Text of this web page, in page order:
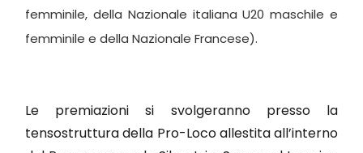
femminile, della Nazionale italiana U20 maschile e
femminile e della Nazionale Francese).
Le premiazioni si svolgeranno presso la
tensostruttura della Pro-Loco allestita all’interno